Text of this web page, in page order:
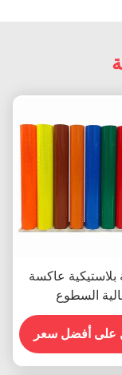
عاكسة
السطوع
على أفضل سعر